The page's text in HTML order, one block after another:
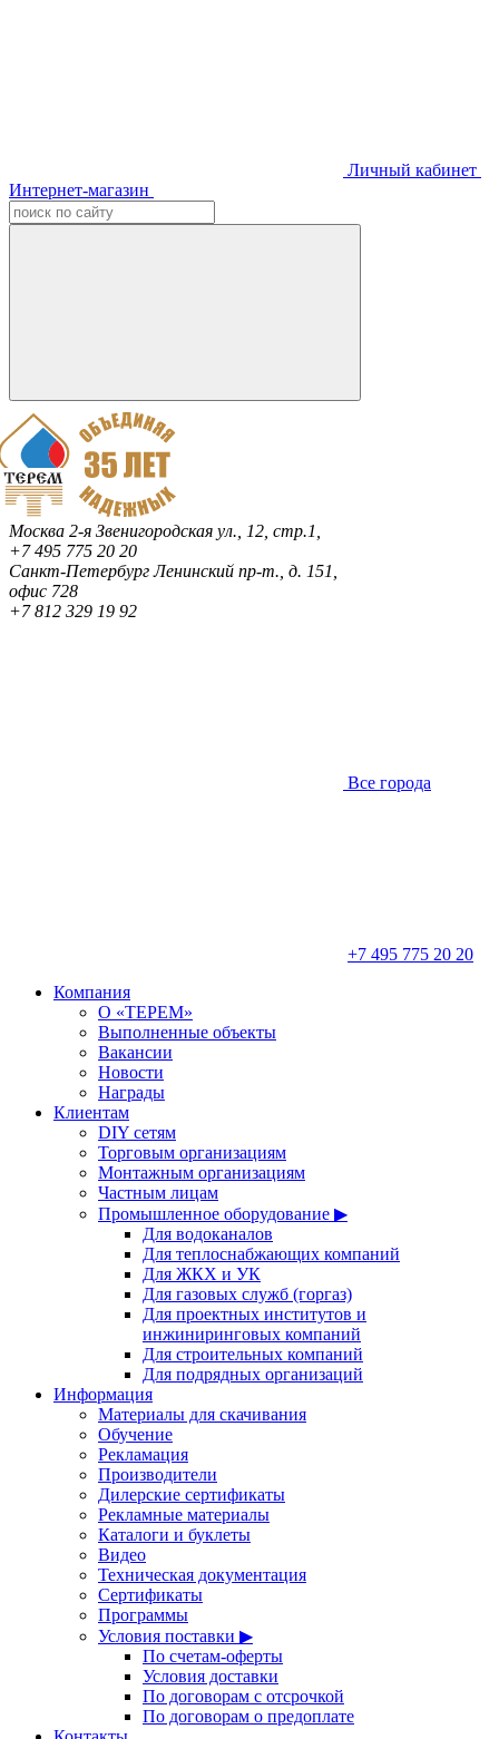
Личный кабинет
Интернет-магазин
Москва 2-я Звенигородская ул., 12, стр.1,
+7 495 775 20 20
Санкт-ПетербургЛенинский пр-т., д. 151,
офис 728
+7 812 329 19 92
Все города
+7 495 775 20 20
Компания
О «ТЕРЕМ»
Выполненные объекты
Вакансии
Новости
Награды
Клиентам
DIY сетям
Торговым организациям
Монтажным организациям
Частным лицам
Промышленное оборудование ▶
Для водоканалов
Для теплоснабжающих компаний
Для ЖКХ и УК
Для газовых служб (горгаз)
Для проектных институтов и
инжиниринговых компаний
Для строительных компаний
Для подрядных организаций
Информация
Материалы для скачивания
Обучение
Рекламация
Производители
Дилерские сертификаты
Рекламные материалы
Каталоги и буклеты
Видео
Техническая документация
Сертификаты
Программы
Условия поставки ▶
По счетам-оферты
Условия доставки
По договорам с отсрочкой
По договорам о предоплате